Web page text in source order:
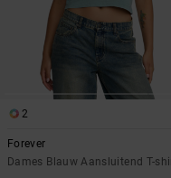
2
Forever
Dames Blauw Aansluitend T-